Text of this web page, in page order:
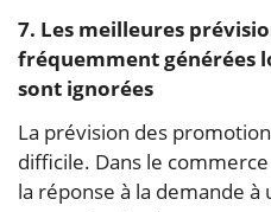
7. Les meilleures
fréquemment générées
sont ignorées
La prévision des
difficile. Dans le
la réponse à la demande